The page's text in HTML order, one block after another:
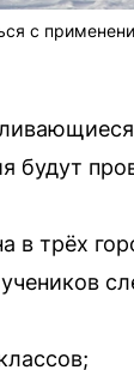
с
будут
в трёх